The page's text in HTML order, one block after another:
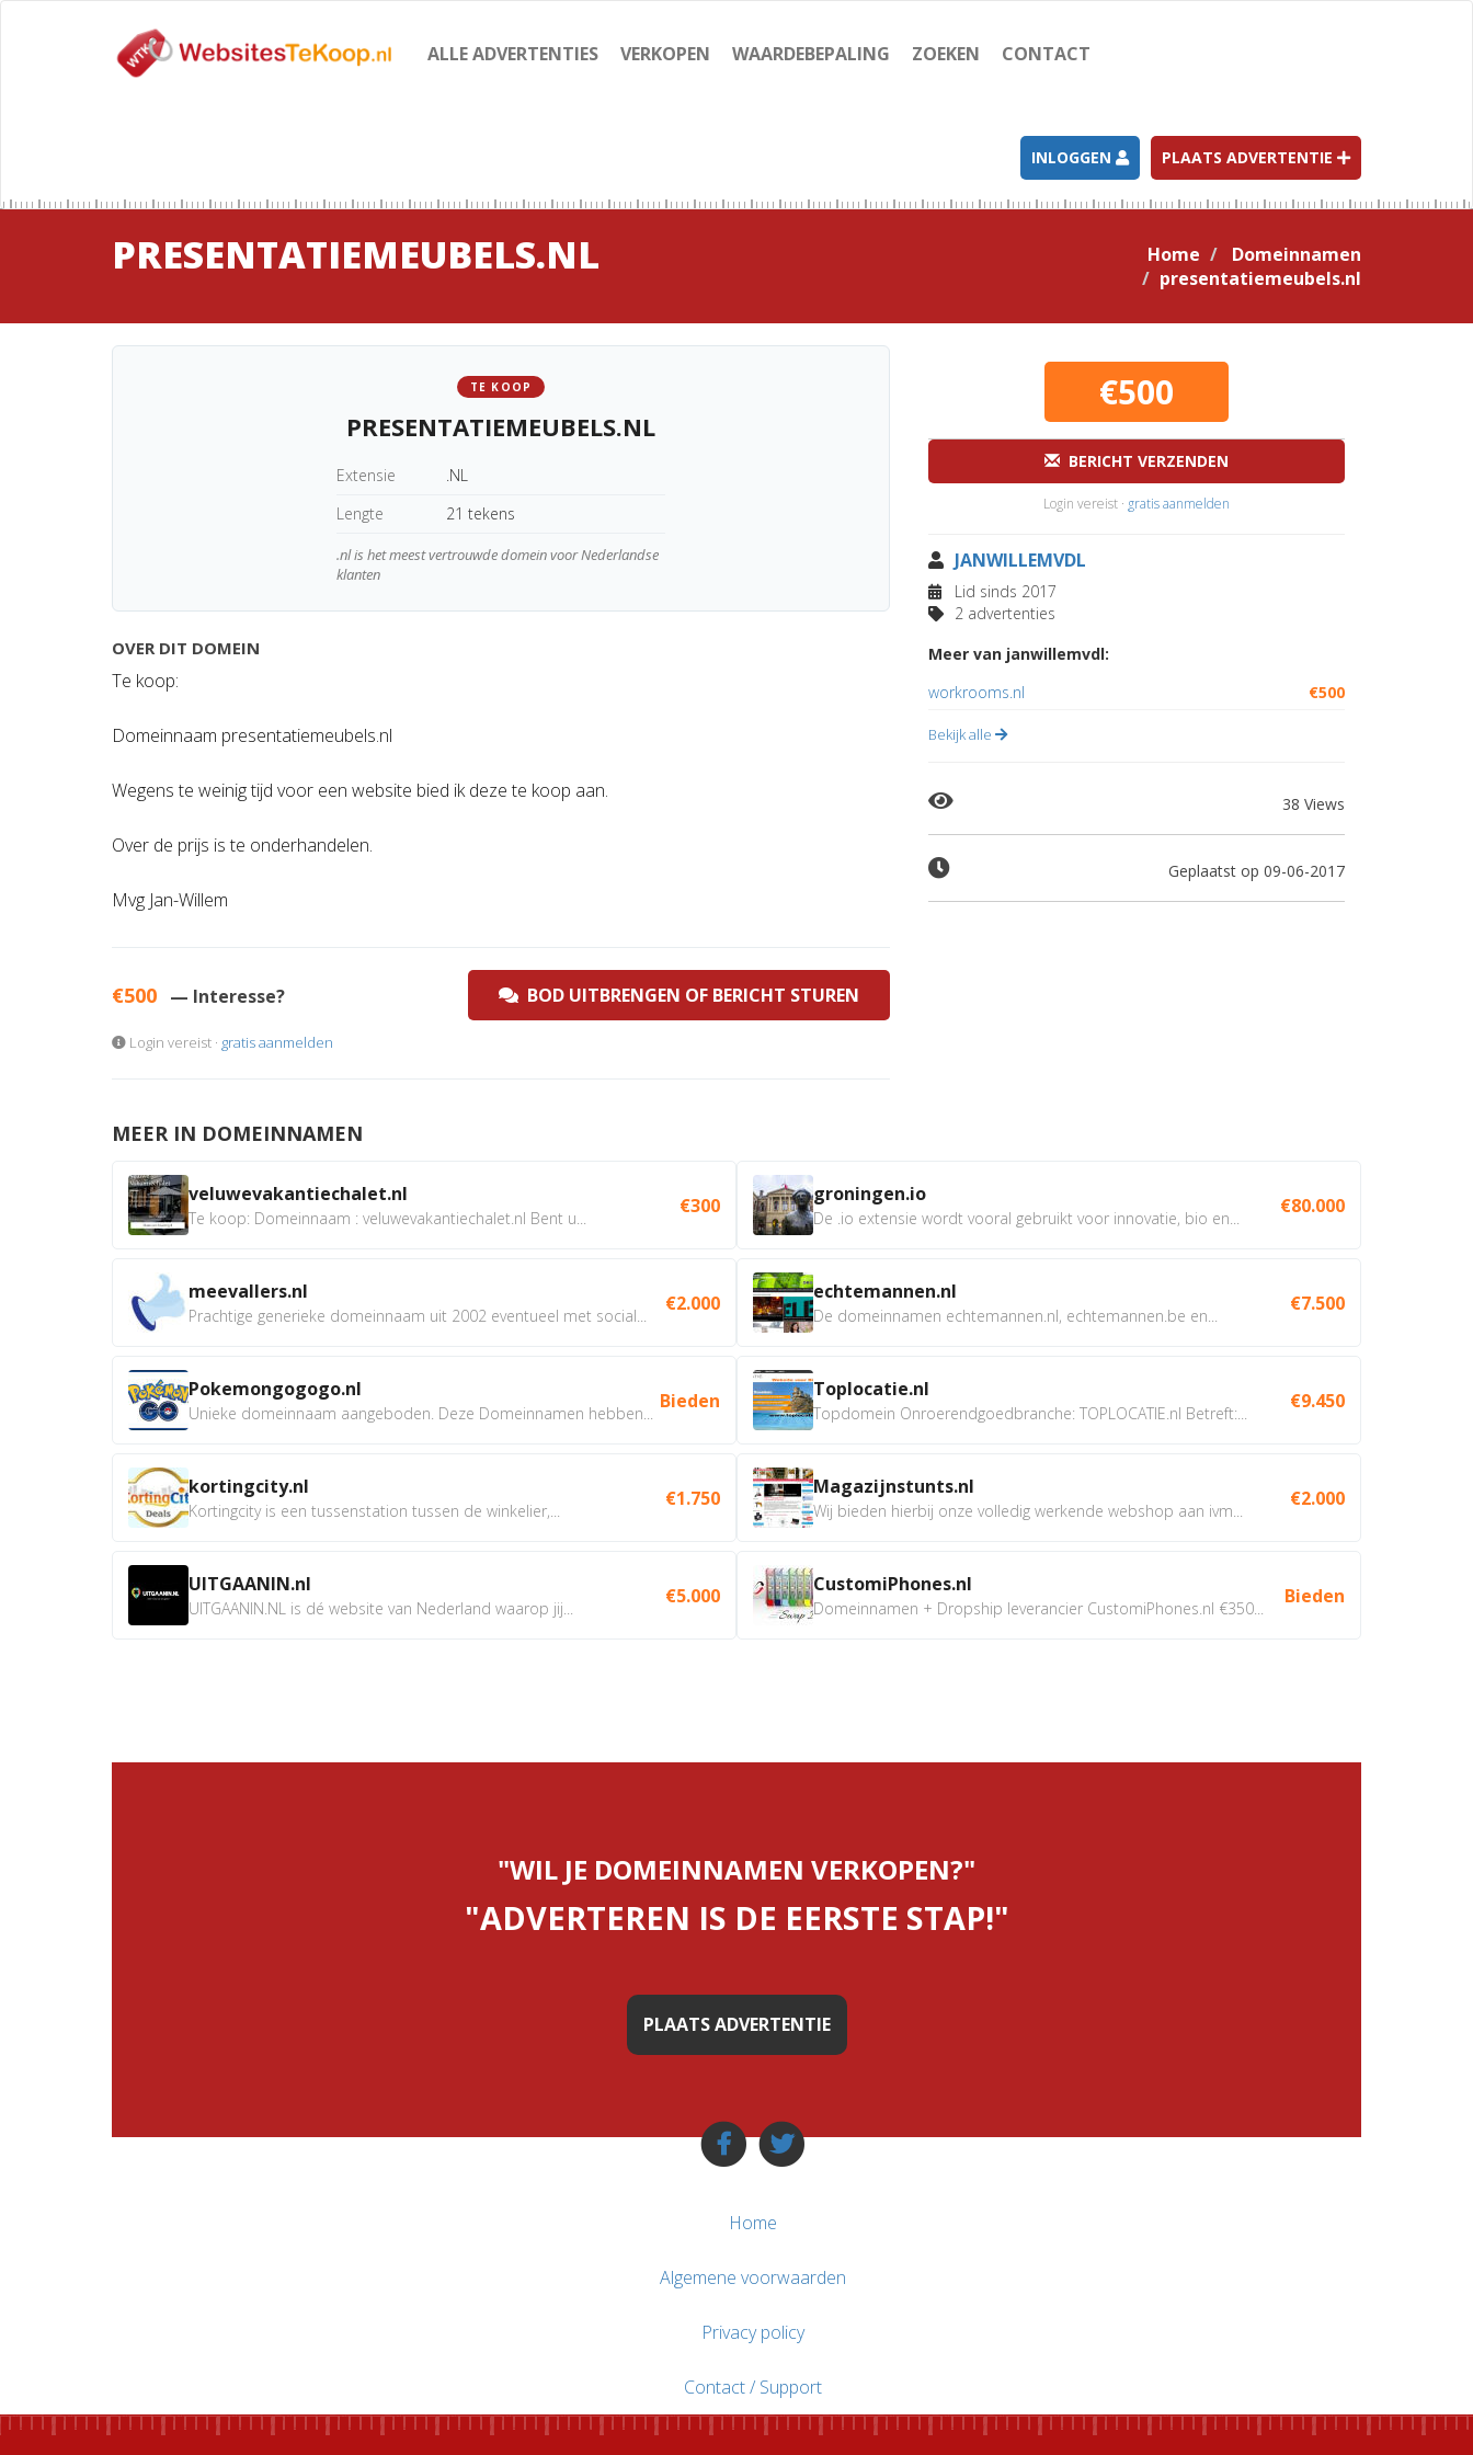
ALLE ADVERTENTIES VERKOPEN WAARDEBEPALING ZOEKEN CONTACT
INLOGGEN PLAATS ADVERTENTIE
PRESENTATIEMEUBELS.NL Home
Domeinnamen
presentatiemeubels.nl
TE KOOP
PRESENTATIEMEUBELS.NL
Extensie
.NL
Lengte
21 tekens
.nl is het meest vertrouwde domein voor Nederlandse
klanten
OVER DIT DOMEIN
Te koop:
Domeinnaam presentatiemeubels.nl
Wegens te weinig tijd voor een website bied ik deze te koop aan.
Over de prijs is te onderhandelen.
Mvg Jan-Willem
€500 — Interesse? BOD UITBRENGEN OF BERICHT STUREN
Login vereist · gratis aanmelden
€500
BERICHT VERZENDEN
Login vereist · gratis aanmelden
JANWILLEMVDL
Lid sinds 2017
2 advertenties
Meer van janwillemvdl:
workrooms.nl
€500
Bekijk alle
38 Views
Geplaatst op 09-06-2017
MEER IN DOMEINNAMEN
veluwevakantiechalet.nl
Te koop: Domeinnaam : veluwevakantiechalet.nl Bent u...
€300
meevallers.nl
Prachtige generieke domeinnaam uit 2002 eventueel met social...
€2.000
Pokemongogogo.nl
Unieke domeinnaam aangeboden. Deze Domeinnamen hebben...
Bieden
kortingcity.nl
Kortingcity is een tussenstation tussen de winkelier,...
€1.750
UITGAANIN.nl
UITGAANIN.NL is dé website van Nederland waarop jij...
€5.000
groningen.io
De .io extensie wordt vooral gebruikt voor innovatie, bio en...
€80.000
echtemannen.nl
De domeinnamen echtemannen.nl, echtemannen.be en...
€7.500
Toplocatie.nl
Topdomein Onroerendgoedbranche: TOPLOCATIE.nl Betreft:...
€9.450
Magazijnstunts.nl
Wij bieden hierbij onze volledig werkende webshop aan ivm...
€2.000
CustomiPhones.nl
Domeinnamen + Dropship leverancier CustomiPhones.nl €350...
Bieden
"WIL JE DOMEINNAMEN VERKOPEN?"
"ADVERTEREN IS DE EERSTE STAP!"
PLAATS ADVERTENTIE
Home
Algemene voorwaarden
Privacy policy
Contact / Support